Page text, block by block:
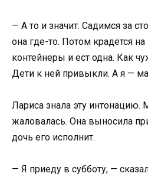
— А то и значит. Садимся за
она где-то. Потом крадётся
контейнеры и ест одна. Как
Дети к ней привыкли. А я —
Лариса знала эту интонацию.
жаловалась. Она выносила
дочь его исполнит.
— Я приеду в субботу, —